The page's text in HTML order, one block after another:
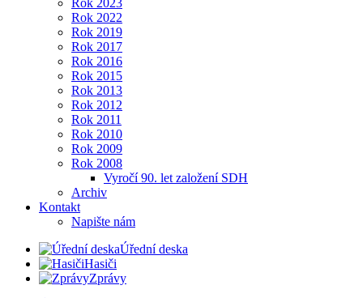
Rok 2023
Rok 2022
Rok 2019
Rok 2017
Rok 2016
Rok 2015
Rok 2013
Rok 2012
Rok 2011
Rok 2010
Rok 2009
Rok 2008
Vyročí 90. let založení SDH
Archiv
Kontakt
Napište nám
Úřední deska
Hasiči
Zprávy